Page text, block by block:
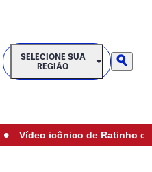
SELECIONE SUA REGIÃO
SELECIONE SUA
REGIÃO
Vídeo icônico de Ratinho com